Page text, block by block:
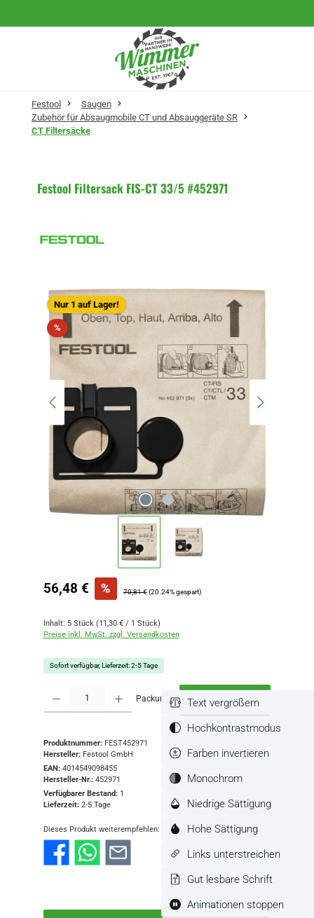
Festool
Saugen
Zubehör für Absaugmobile CT und Absauggeräte SR
CT Filtersäcke
Festool Filtersack FIS-CT 33/5 #452971
Bildergalerie überspringen
Nur 1 auf Lager!
%Rabatt
Verkaufspreis:
56,48 € % Regulärer Preis:
70,81 € (20.24% gespart)
Inhalt: 5 Stück (11,30 € / 1 Stück)
Preise inkl. MwSt. zzgl. Versandkosten
Sofort verfügbar, Lieferzeit: 2-5 Tage
Produkt Anzahl: Gib den gewünschten Wert ein oder benutze die
Packung In den Warenkorb
Produktnummer: FEST452971
Hersteller: Festool GmbH
EAN: 4014549098455
Hersteller-Nr.: 452971
Verfügbarer Bestand: 1
Lieferzeit: 2-5 Tage
Dieses Produkt weiterempfehlen:
Text vergrößern
Hochkontrastmodus
Farben invertieren
Monochrom
Niedrige Sättigung
Hohe Sättigung
Links unterstreichen
Gut lesbare Schrift
Animationen stoppen